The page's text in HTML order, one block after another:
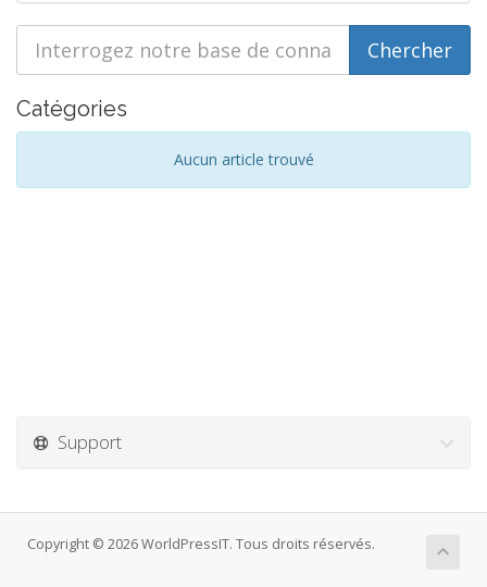
Catégories
Aucun article trouvé
Support
Copyright © 2026 WorldPressIT. Tous droits réservés.